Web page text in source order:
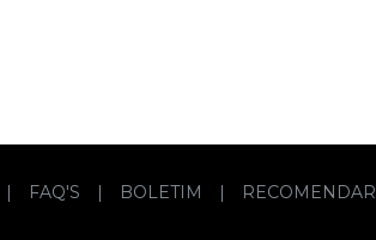
| FAQ'S | BOLETIM | RECOMENDAR